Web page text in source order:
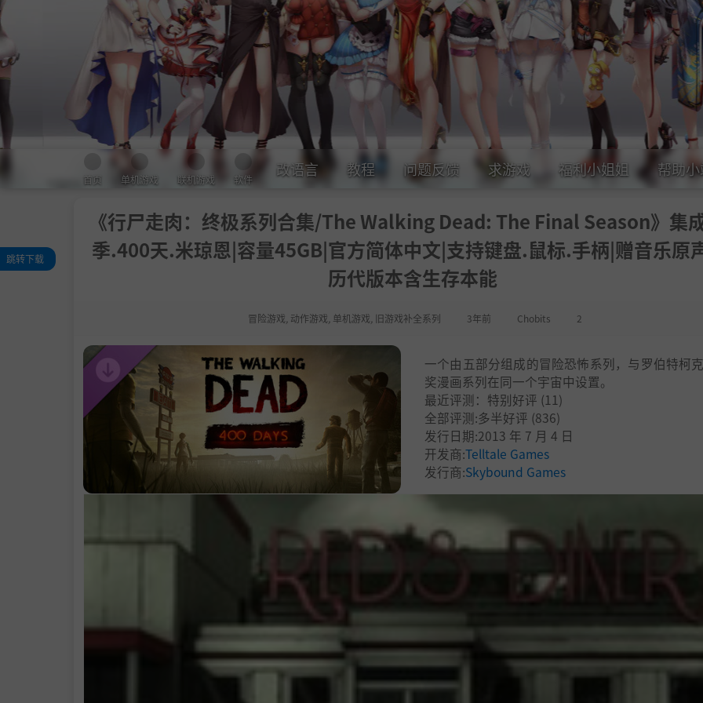
首页 单机游戏 联机游戏 软件
改语言 教程 问题反馈 求游戏 福利小姐姐 帮助
《行尸走肉：终极系列合集/The Walking Dead: The Final Season》集
季.400天.米琼恩|容量45GB|官方简体中文|支持键盘.鼠标.手柄|赠音乐原
历代版本含生存本能
冒险游戏 动作游戏 单机游戏 旧游戏补全系列 3年前 Chobits 2
跳转下载
一个由五部分组成的冒险恐怖系列，与罗伯特柯
奖漫画系列在同一个宇宙中设置。
最近评测： 特别好评 (11)
全部评测:多半好评 (836)
发行日期:2013 年 7 月 4 日
开发商:Telltale Games
发行商:Skybound Games